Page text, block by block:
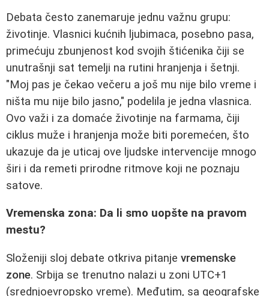
Debata često zanemaruje jednu važnu grupu:
životinje. Vlasnici kućnih ljubimaca, posebno pasa,
primećuju zbunjenost kod svojih štićenika čiji se
unutrašnji sat temelji na rutini hranjenja i šetnji.
"Moj pas je čekao večeru a još mu nije bilo vreme i
ništa mu nije bilo jasno," podelila je jedna vlasnica.
Ovo važi i za domaće životinje na farmama, čiji
ciklus muže i hranjenja može biti poremećen, što
ukazuje da je uticaj ove ljudske intervencije mnogo
širi i da remeti prirodne ritmove koji ne poznaju
satove.
Vremenska zona: Da li smo uopšte na pravom
mestu?
Složeniji sloj debate otkriva pitanje vremenske
zone. Srbija se trenutno nalazi u zoni UTC+1
(srednjoevropsko vreme). Međutim, sa geografske